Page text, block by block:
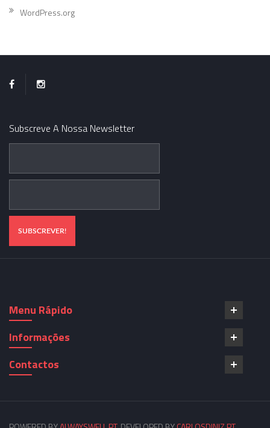
WordPress.org
Subscreve A Nossa Newsletter
Menu Rápido
Informações
Contactos